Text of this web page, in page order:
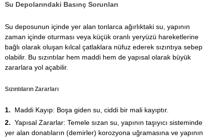
Su Depolarındaki Basınç Sorunları
Su deposunun içinde yer alan tonlarca ağırlıktaki su, yapının
zaman içinde oturması veya küçük oranlı yeryüzü hareketlerine
bağlı olarak oluşan kılcal çatlaklara nüfuz ederek sızıntıya sebep
olabilir. Bu sızıntılar hem maddi hem de yapısal olarak büyük
zararlara yol açabilir.
Sızıntıların Zararları
Maddi Kayıp: Boşa giden su, ciddi bir mali kayıptır.
Yapısal Zararlar: Temele sızan su, yapının taşıyıcı sisteminde
yer alan donatıların (demirler) korozyona uğramasına ve yapının